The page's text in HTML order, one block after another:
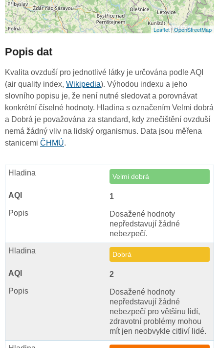
Leaflet|OpenStreetMap
Popis dat
Kvalita ovzduší pro jednotlivé látky je určována podle AQI
(air quality index, Wikipedia). Výhodou indexu a jeho
slovního popisu je, že není nutné sledovat a porovnávat
konkrétní číselné hodnoty. Hladina s označením Velmi dobrá
a Dobrá je považována za standard, kdy znečištění ovzduší
nemá žádný vliv na lidský organismus. Data jsou měřena
stanicemi ČHMÚ.
Velmi dobrá
1
Dosažené hodnoty
nepředstavují žádné
nebezpečí.
Dobrá
2
Dosažené hodnoty
nepředstavují žádné
nebezpečí pro většinu lidí,
zdravotní problémy mohou
mít jen neobvykle citliví lidé.